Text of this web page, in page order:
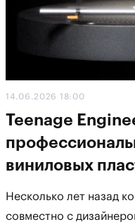
14.06.2026 18:00
Teenage
виниловых
Несколько лет назад
совместно с